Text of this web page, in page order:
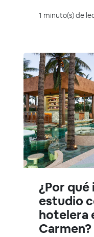
1 minuto(s) de
¿Por
estudio
hotelera
Carmen?